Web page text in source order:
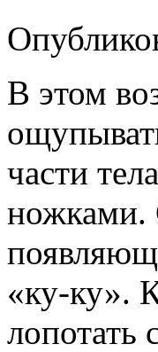
В этом
части
ножками.
«ку-ку».
лопотать